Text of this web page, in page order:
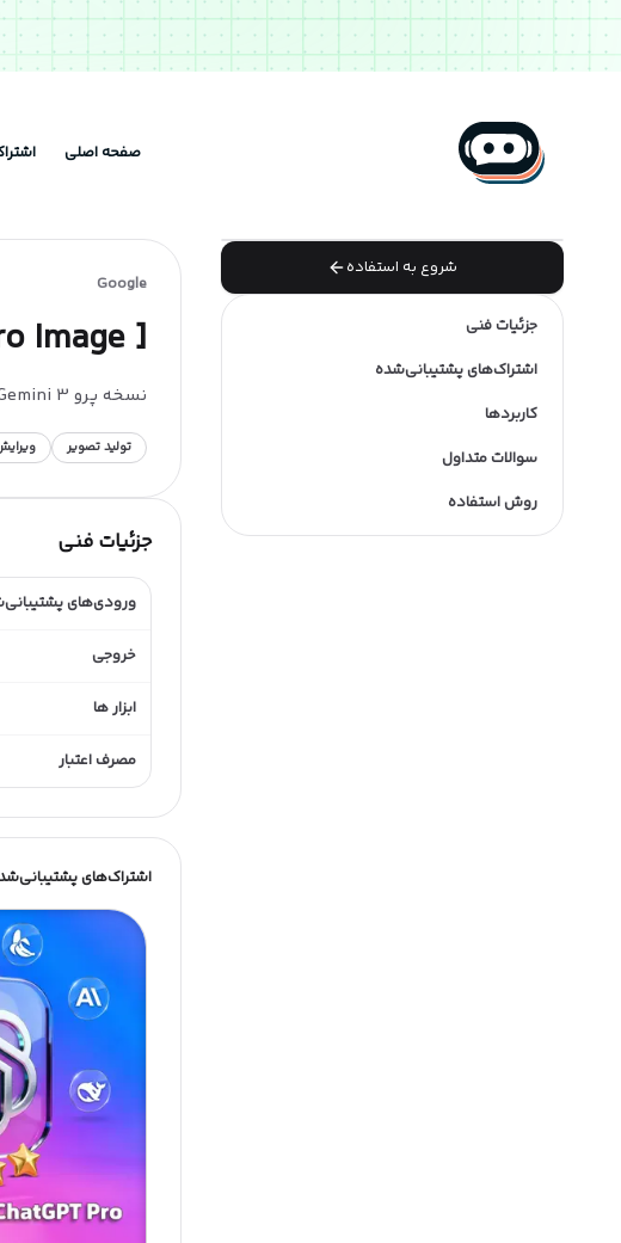
صفحه اصلی
شروع به استفاده
جزئیات فنی
اشتراک‌های پشتیبانی‌شده
کاربردها
سوالات متداول
روش استفاده
Google
] 🍌
نسخه پرو Gemini 3 با خروجی دقیق‌تر و جزئیات بصری بیشتر برای پروژه های حرفه ای.(مناسب برای ایجاد عکس با متن های فارسی)
تولید تصویر
جزئیات فنی
ورودی‌های
خروجی
ابزار ها
مصرف اعتبار
اشتراک‌های